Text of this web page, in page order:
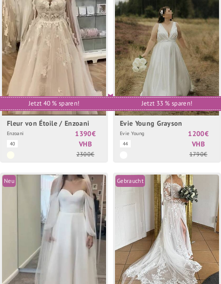
Jetzt 40 % sparen!
Fleur von Étoile / Enzoani
Enzoani
40
1390€
VHB
2300€
Jetzt 33 % sparen!
Evie Young Grayson
Evie Young
44
1200€
VHB
1790€
Neu Gebraucht